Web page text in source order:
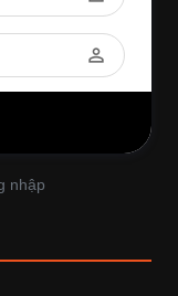
perm_identity
nhập